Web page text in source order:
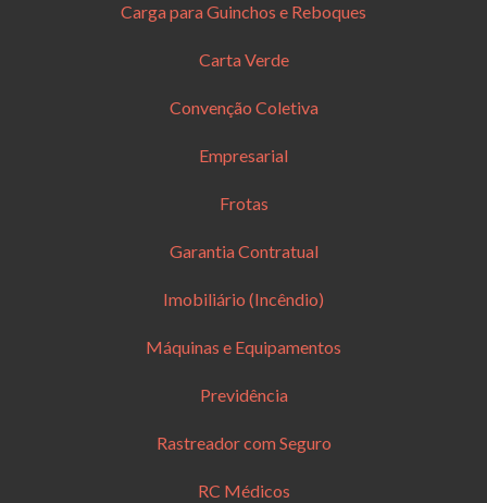
Carga para Guinchos e Reboques
Carta Verde
Convenção Coletiva
Empresarial
Frotas
Garantia Contratual
Imobiliário (Incêndio)
Máquinas e Equipamentos
Previdência
Rastreador com Seguro
RC Médicos